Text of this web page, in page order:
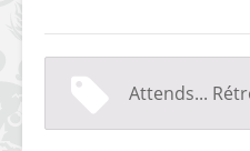
Attends...